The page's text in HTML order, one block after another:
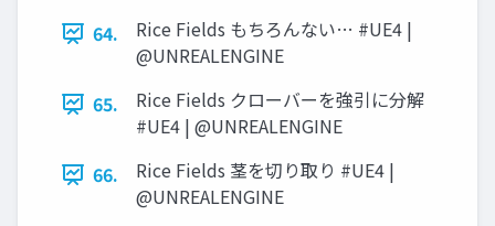
64.
Rice Fields もちろんない… #UE4 |
@UNREALENGINE
65.
Rice Fields クローバーを強引に分解
#UE4 | @UNREALENGINE
66.
Rice Fields 茎を切り取り #UE4 |
@UNREALENGINE